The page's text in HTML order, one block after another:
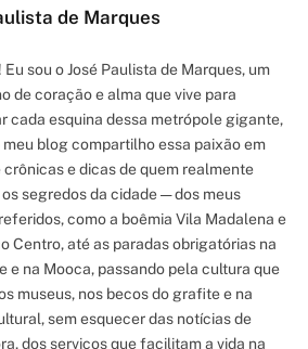
de Marques
Eu sou o José Paulista de Marques, um
de coração e alma que vive para
cada esquina dessa metrópole gigante,
meu blog compartilho essa paixão em
e dicas de quem realmente
segredos da cidade — dos meus
como a boêmia Vila Madalena e
Centro, até as paradas obrigatórias na
e na Mooca, passando pela cultura que
museus, nos becos do grafite e na
sem esquecer das notícias de
dos serviços que facilitam a vida na